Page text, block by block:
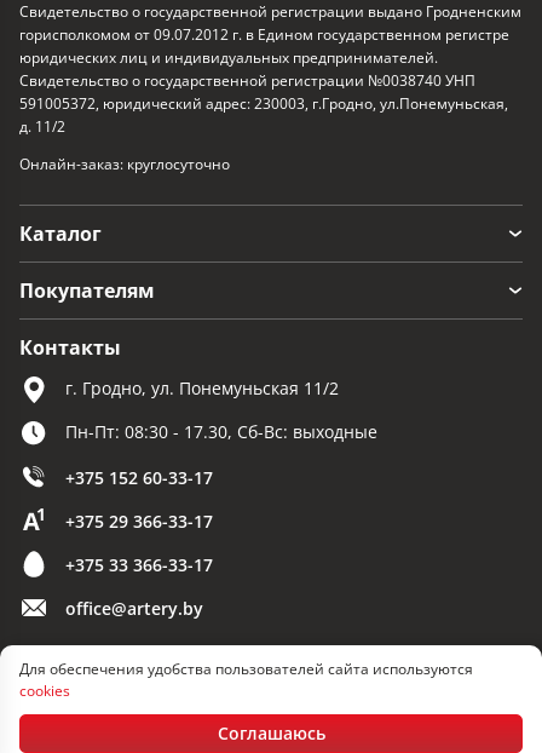
Для обеспечения удобства пользователей сайта используются
cookies
Соглашаюсь
Свидетельство о государственной регистрации выдано Гродненским
горисполкомом от 09.07.2012 г. в Едином государственном регистре
юридических лиц и индивидуальных предпринимателей.
Свидетельство о государственной регистрации №0038740 УНП
591005372, юридический адрес: 230003, г.Гродно, ул.Понемуньская,
д. 11/2
Онлайн-заказ: круглосуточно
Каталог
Покупателям
Контакты
г. Гродно, ул. Понемуньская 11/2
Пн-Пт: 08:30 - 17.30, Сб-Вс: выходные
+375 152 60-33-17
+375 29 366-33-17
+375 33 366-33-17
office@artery.by
Разработка сайта — SLAM
© 2026 ООО «Артерия»